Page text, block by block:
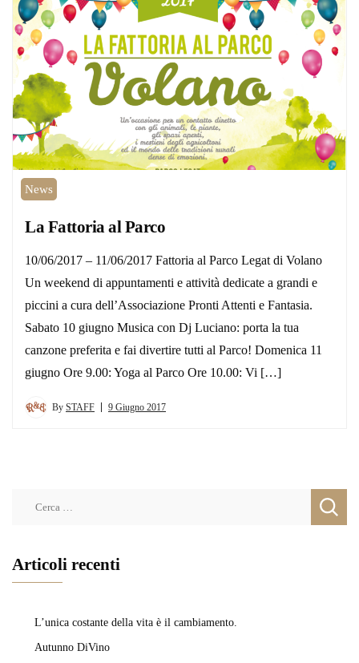
News
La Fattoria al Parco
10/06/2017 – 11/06/2017 Fattoria al Parco Legat di Volano
Un weekend di appuntamenti e attività dedicate a grandi e
piccini a cura dell’Associazione Pronti Attenti e Fantasia.
Sabato 10 giugno Musica con Dj Luciano: porta la tua
canzone preferita e fai divertire tutti al Parco! Domenica 11
giugno Ore 9.00: Yoga al Parco Ore 10.00: Vi […]
By STAFF 9 Giugno 2017
Articoli recenti
L’unica costante della vita è il cambiamento.
Autunno DiVino